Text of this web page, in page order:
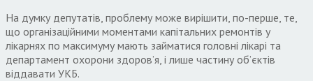
На думку депутатів, проблему може вирішити, по-перше, те,
що організаційними моментами капітальних ремонтів у
лікарнях по максимуму мають займатися головні лікарі та
департамент охорони здоров’я, і лише частину об’єктів
віддавати УКБ.